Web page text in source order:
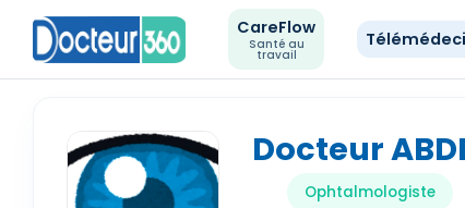
CareFlow
Santé au
travail
Docteur
Ophtalmologiste